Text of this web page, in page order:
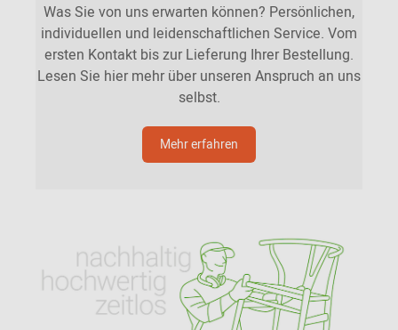
Was Sie von uns erwarten können? Persönlichen,
individuellen und leidenschaftlichen Service. Vom
ersten Kontakt bis zur Lieferung Ihrer Bestellung.
Lesen Sie hier mehr über unseren Anspruch an uns
selbst.
Mehr erfahren